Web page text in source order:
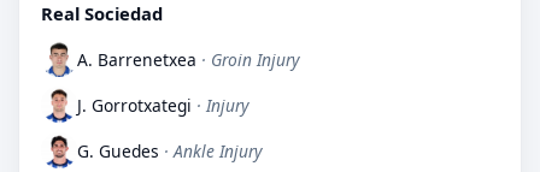
Real Sociedad
A. Barrenetxea · Groin Injury
J. Gorrotxategi · Injury
G. Guedes · Ankle Injury